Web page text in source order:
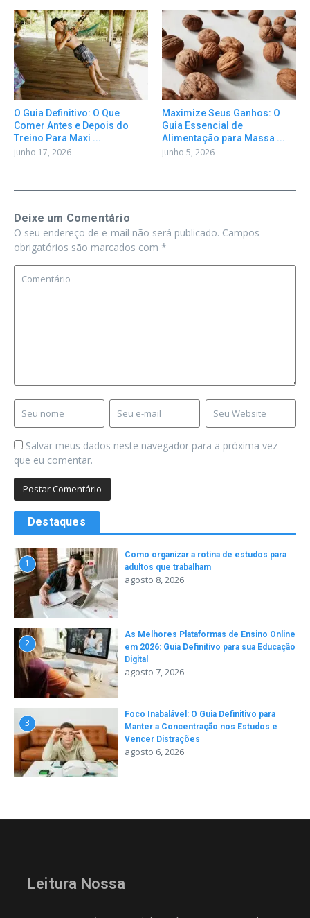
O Guia Definitivo: O Que
Comer Antes e Depois do
Treino Para Maxi ...
junho 17, 2026
Maximize Seus Ganhos: O
Guia Essencial de
Alimentação para Massa ...
junho 5, 2026
Deixe um Comentário
O seu endereço de e-mail não será publicado. Campos
obrigatórios são marcados com *
Salvar meus dados neste navegador para a próxima vez
que eu comentar.
Destaques
1
Como organizar a rotina de estudos para
adultos que trabalham
agosto 8, 2026
2
As Melhores Plataformas de Ensino Online
em 2026: Guia Definitivo para sua Educação
Digital
agosto 7, 2026
3
Foco Inabalável: O Guia Definitivo para
Manter a Concentração nos Estudos e
Vencer Distrações
agosto 6, 2026
Leitura Nossa